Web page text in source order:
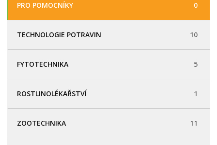
0
PRO POMOCNÍKY
10
TECHNOLOGIE POTRAVIN
5
FYTOTECHNIKA
1
ROSTLINOLÉKAŘSTVÍ
11
ZOOTECHNIKA